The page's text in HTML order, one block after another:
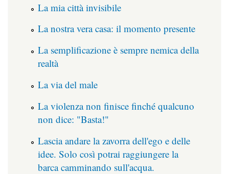
La mia città invisibile
La nostra vera casa: il momento presente
La semplificazione è sempre nemica della
realtà
La via del male
La violenza non finisce finché qualcuno
non dice: "Basta!"
Lascia andare la zavorra dell'ego e delle
idee. Solo così potrai raggiungere la
barca camminando sull'acqua.